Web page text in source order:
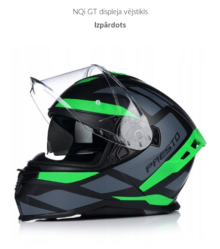
NQi GT displeja vējstikls
Izpārdots